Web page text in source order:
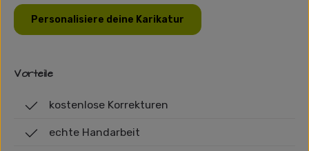
Personalisiere deine Karikatur
Vorteile
kostenlose Korrekturen
echte Handarbeit